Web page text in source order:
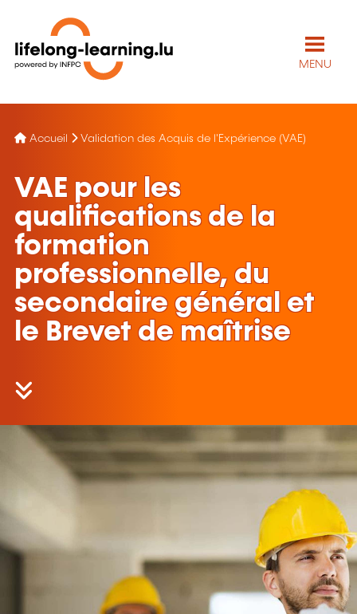
MENU
Accueil Validation des Acquis de l'Expérience (VAE)
VAE pour les
qualifications de la
formation
professionnelle, du
secondaire général et
le Brevet de maîtrise